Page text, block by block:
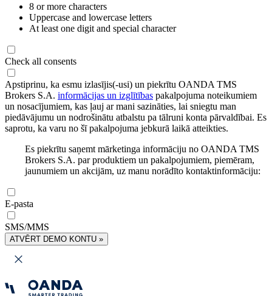
8 or more characters
Uppercase and lowercase letters
At least one digit and special character
Check all consents
Apstiprinu, ka esmu izlasījis(-usi) un piekrītu OANDA TMS
Brokers S.A. informācijas un izglītības pakalpojuma noteikumiem
un nosacījumiem, kas ļauj ar mani sazināties, lai sniegtu man
piedāvājumu un nodrošinātu atbalstu pa tālruni konta pārvaldībai. Es
saprotu, ka varu no šī pakalpojuma jebkurā laikā atteikties.
Es piekrītu saņemt mārketinga informāciju no OANDA TMS
Brokers S.A. par produktiem un pakalpojumiem, piemēram,
jaunumiem un akcijām, uz manu norādīto kontaktinformāciju:
E-pasta
SMS/MMS
ATVĒRT DEMO KONTU »